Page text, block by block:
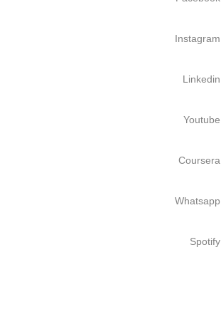
Instagram
Linkedin
Youtube
Coursera
Whatsapp
Spotify